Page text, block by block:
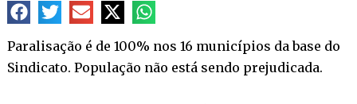
Paralisação é de 100% nos 16 municípios da base do
Sindicato. População não está sendo prejudicada.